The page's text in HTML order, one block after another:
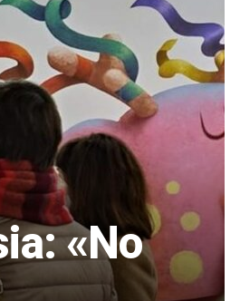
«No